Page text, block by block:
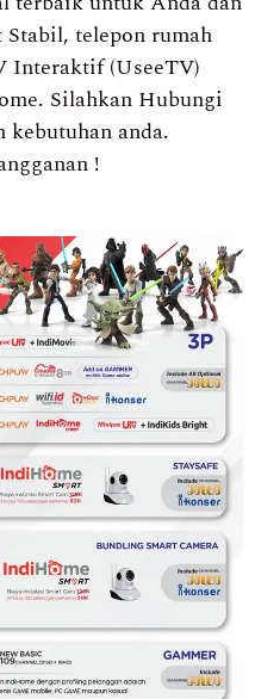
telepon rumah
Interaktif (UseeTV)
Silahkan Hubungi
kebutuhan anda.
!